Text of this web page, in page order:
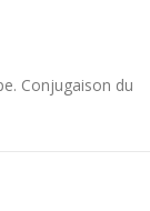
Conjugaison du